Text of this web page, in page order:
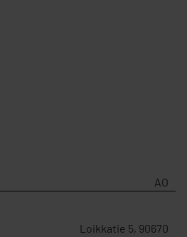
AO
Loikkatie 5, 90670